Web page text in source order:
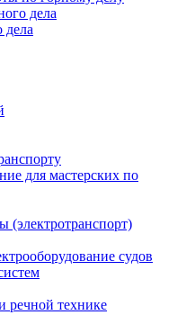
дела
дела
для мастерских по
(электротранспорт)
судов
речной технике